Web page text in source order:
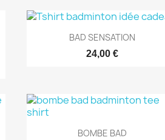
Aperçu rapide
BAD SENSATION
24,00 €
Aperçu rapide
BOMBE BAD